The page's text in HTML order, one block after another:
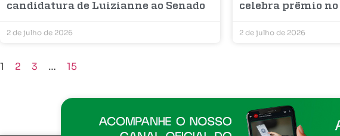
candidatura de Luizianne ao Senado
2 de julho de 2026
celebra prêmio
2 de julho de 2026
1 2 3 … 15